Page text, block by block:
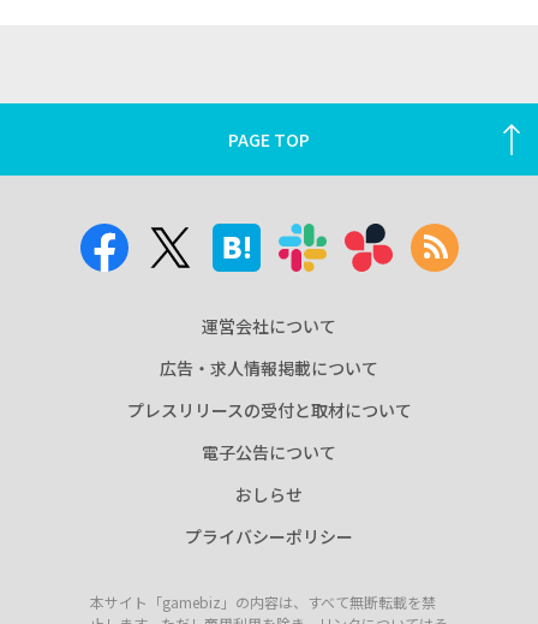
PAGE TOP
運営会社について
広告・求人情報掲載について
プレスリリースの受付と取材について
電子公告について
おしらせ
プライバシーポリシー
本サイト「gamebiz」の内容は、すべて無断転載を禁